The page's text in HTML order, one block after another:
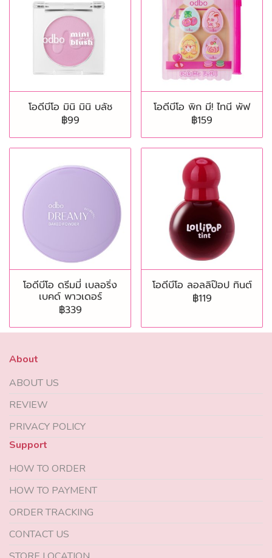
โอดีบีโอ มินิ มินิ บลัช
฿99
โอดีบีโอ พิก มี! ไทนี พัฟ
฿159
โอดีบีโอ ดรีมมี่ เบลอริ่ง
เบคด์ พาวเดอร์
฿339
โอดีบีโอ ลอลลิป๊อป ทินต์
฿119
About
ABOUT US
REVIEW
PRIVACY POLICY
Support
HOW TO ORDER
HOW TO PAYMENT
ORDER TRACKING
CONTACT US